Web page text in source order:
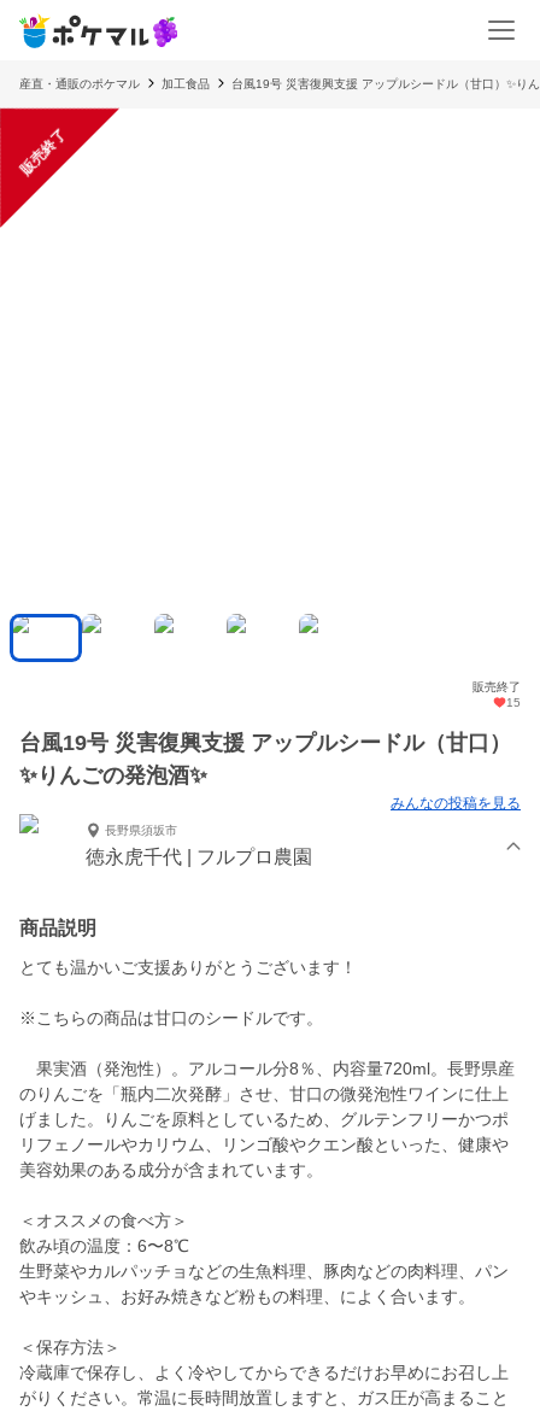
産直・通販のポケマル 加工食品 台風19号 災害復興支援 アップルシードル（甘口）✨り
販売終了
販売終了
15
台風19号 災害復興支援 アップルシードル（甘口）
✨りんごの発泡酒✨
みんなの投稿を見る
長野県須坂市
徳永虎千代 | フルプロ農園
商品説明
とても温かいご支援ありがとうございます！
※こちらの商品は甘口のシードルです。
果実酒（発泡性）。アルコール分8％、内容量720ml。長野県産
のりんごを「瓶内二次発酵」させ、甘口の微発泡性ワインに仕上
げました。りんごを原料としているため、グルテンフリーかつポ
リフェノールやカリウム、リンゴ酸やクエン酸といった、健康や
美容効果のある成分が含まれています。
＜オススメの食べ方＞
飲み頃の温度：6〜8℃
生野菜やカルパッチョなどの生魚料理、豚肉などの肉料理、パン
やキッシュ、お好み焼きなど粉もの料理、によく合います。
＜保存方法＞
冷蔵庫で保存し、よく冷やしてからできるだけお早めにお召し上
がりください。常温に長時間放置しますと、ガス圧が高まること